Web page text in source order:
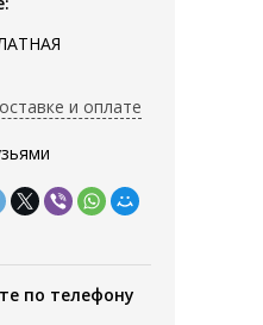
и оплате
по телефону